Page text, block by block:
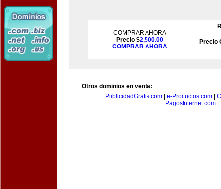
COMPRAR AHORA
Precio $2,500.00
COMPRAR AHORA
Precio
Otros dominios en venta:
PublicidadGratis.com
e-Productos.com
PagosInternet.com